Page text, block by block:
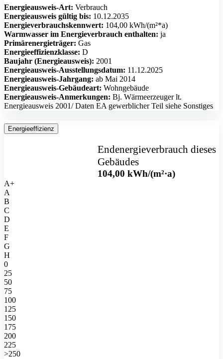
Energieausweis-Art: Verbrauch
Energieausweis gültig bis: 10.12.2035
Energieverbrauchskennwert: 104,00 kWh/(m²*a)
Warmwasser im Energieverbrauch enthalten: ja
Primärenergieträger: Gas
Energieeffizienzklasse: D
Baujahr (Energieausweis): 2001
Energieausweis-Ausstellungsdatum: 11.12.2025
Energieausweis-Jahrgang: ab Mai 2014
Energieausweis-Gebäudeart: Wohngebäude
Energieausweis-Anmerkungen: Bj. Wärmeerzeuger lt.
Energieausweis 2001/ Daten EA gewerblicher Teil siehe Sonstiges
Energieeffizienz
Endenergieverbrauchdieses
Gebäudes
104,00kWh/(m²·a)
A+
A
B
C
D
E
F
G
H
0
25
50
75
100
125
150
175
200
225
>250